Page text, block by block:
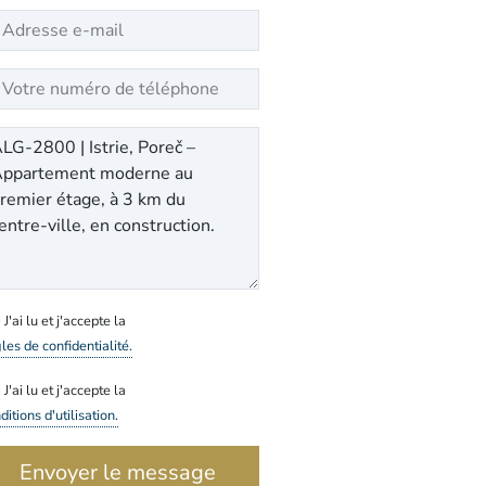
J'ai lu et j'accepte la
de confidentialité.
J'ai lu et j'accepte la
d'utilisation.
Envoyer le message